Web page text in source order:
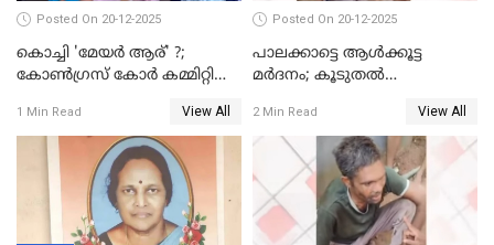
Posted On 20-12-2025
കൊച്ചി 'മേയർ ആര്' ?;
കോണ്‍ഗ്രസ് കോര്‍ കമ്മിറ്റി
1 Min Read View All
Posted On 20-12-2025
പാലക്കാട്ടെ ആള്‍ക്കൂട്ട
മര്‍ദനം; കൂടുതല്‍
അംഗ സംഘമെന്ന് വിവരം
2 Min Read View All